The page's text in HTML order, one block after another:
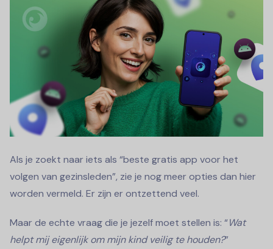
Als je zoekt naar iets als “beste gratis app voor het
volgen van gezinsleden”, zie je nog meer opties dan hier
worden vermeld. Er zijn er ontzettend veel.
Maar de echte vraag die je jezelf moet stellen is: “Wat
helpt mij eigenlijk om mijn kind veilig te houden?”